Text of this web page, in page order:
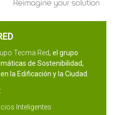
Tecma Red, el grupo
de Sostenibilidad,
la Edificación y la Ciudad.
Inteligentes